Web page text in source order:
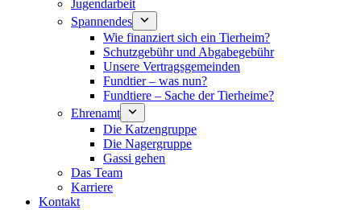
Jugendarbeit
Spannendes
Wie finanziert sich ein Tierheim?
Schutzgebühr und Abgabegebühr
Unsere Vertragsgemeinden
Fundtier – was nun?
Fundtiere – Sache der Tierheime?
Ehrenamt
Die Katzengruppe
Die Nagergruppe
Gassi gehen
Das Team
Karriere
Kontakt